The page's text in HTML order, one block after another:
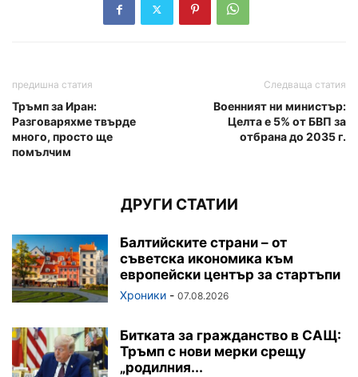
предишна статия
Тръмп за Иран:
Разговаряхме твърде
много, просто ще
помълчим
Следваща статия
Военният ни министър:
Целта е 5% от БВП за
отбрана до 2035 г.
ДРУГИ СТАТИИ
Балтийските страни – от
съветска икономика към
европейски център за стартъпи
Хроники - 07.08.2026
Битката за гражданство в САЩ:
Тръмп с нови мерки срещу
„родилния...